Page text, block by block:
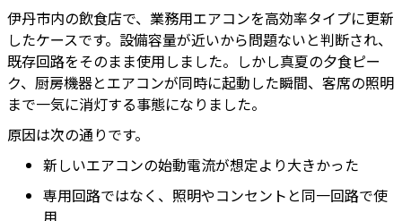
伊丹市内の飲食店で、業務用エアコンを高効率タイプに更新
したケースです。設備容量が近いから問題ないと判断され、
既存回路をそのまま使用しました。しかし真夏の夕食ピー
ク、厨房機器とエアコンが同時に起動した瞬間、客席の照明
まで一気に消灯する事態になりました。
原因は次の通りです。
新しいエアコンの始動電流が想定より大きかった
専用回路ではなく、照明やコンセントと同一回路で使